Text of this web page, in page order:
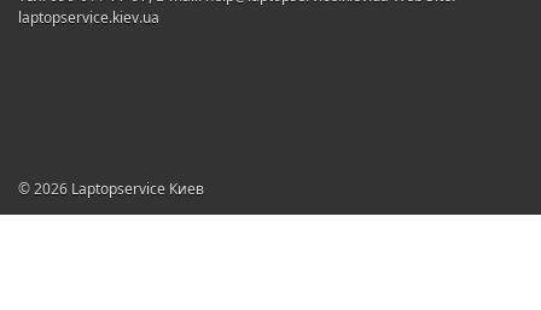
laptopservice.kiev.ua
© 2026 Laptopservice Киев